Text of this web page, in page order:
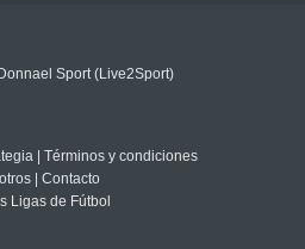
Sport (Live2Sport)
| Términos y condiciones
| Contacto
Ligas de Fútbol